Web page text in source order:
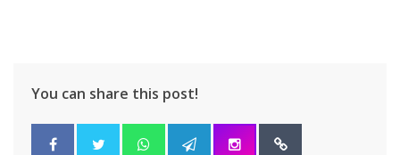
You can share this post!